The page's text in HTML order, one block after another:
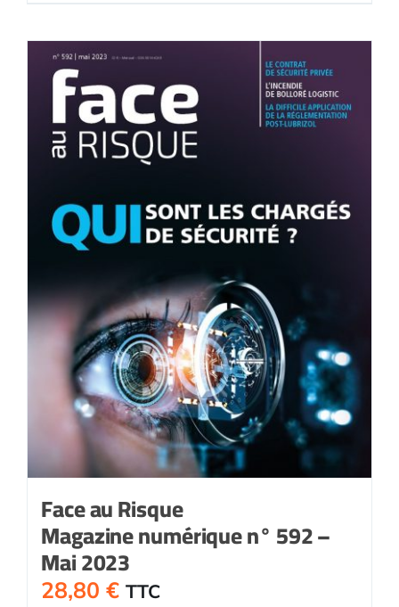
Face au Risque
Magazine numérique n° 592 –
Mai 2023
28,80 € TTC